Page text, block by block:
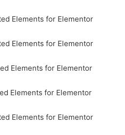
Elements for Elementor
Elements for Elementor
Elements for Elementor
Elements for Elementor
Elements for Elementor